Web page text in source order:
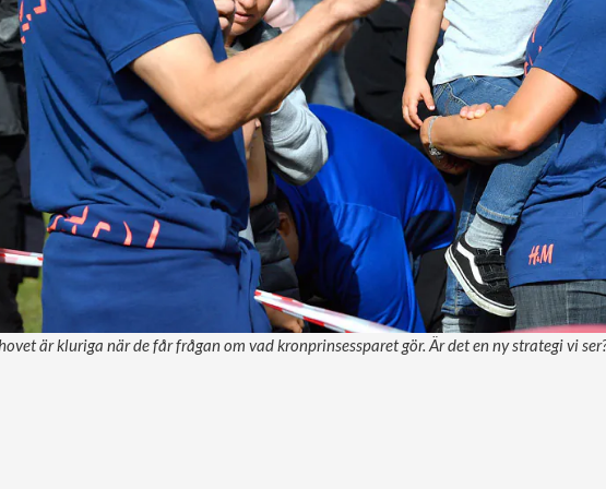
är kluriga när de får frågan om vad kronprinsessparet gör. Är det en ny strategi vi